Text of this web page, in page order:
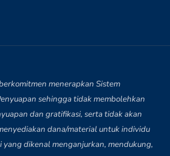
menerapkan Sistem
sehingga tidak membolehkan
dan gratifikasi, serta tidak akan
dana/material untuk individu
yang dikenal menganjurkan, mendukung,